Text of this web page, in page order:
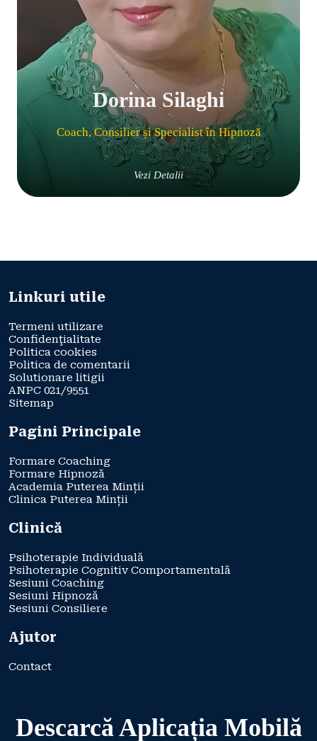
Dorina Silaghi
Coach, Consilier și Specialist în Hipnoză
Vezi Detalii
Linkuri utile
Termeni utilizare
Confidenţialitate
Politica cookies
Politica de comentarii
Solutionare litigii
ANPC 021/9551
Sitemap
Pagini Principale
Formare Coaching
Formare Hipnoză
Academia Puterea Minții
Clinica Puterea Minții
Clinică
Psihoterapie Individuală
Psihoterapie Cognitiv Comportamentală
Sesiuni Coaching
Sesiuni Hipnoză
Sesiuni Consiliere
Ajutor
Contact
Descarcă Aplicația Mobilă